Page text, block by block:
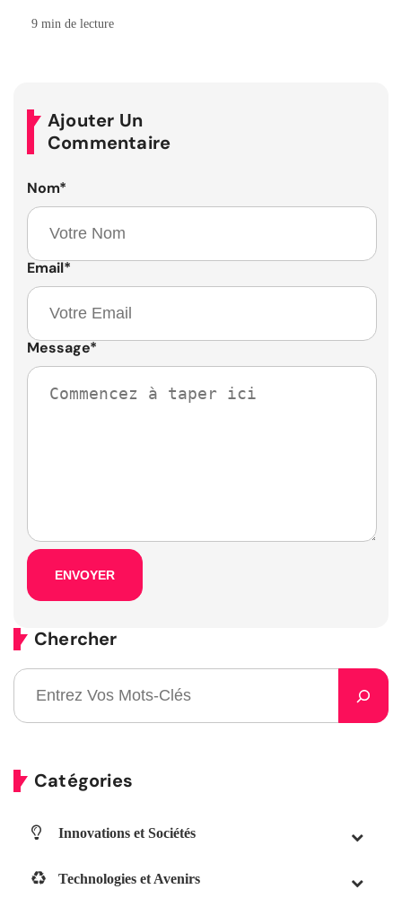
9 min de lecture
Ajouter Un
Commentaire
Nom*
Email*
Message*
Chercher
Catégories
Innovations et Sociétés
Technologies et Avenirs